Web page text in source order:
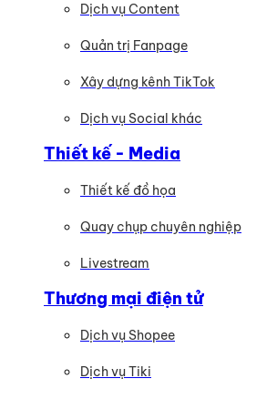
Dịch vụ Content
Quản trị Fanpage
Xây dựng kênh TikTok
Dịch vụ Social khác
Thiết kế - Media
Thiết kế đồ họa
Quay chụp chuyên nghiệp
Livestream
Thương mại điện tử
Dịch vụ Shopee
Dịch vụ Tiki